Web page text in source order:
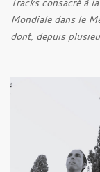
Tracks consacré à
Mondiale dans le
dont, depuis
cette réflexion,
Kanonenfieber )
leur intérêt pour la
donne également
Kohlmannslehner,